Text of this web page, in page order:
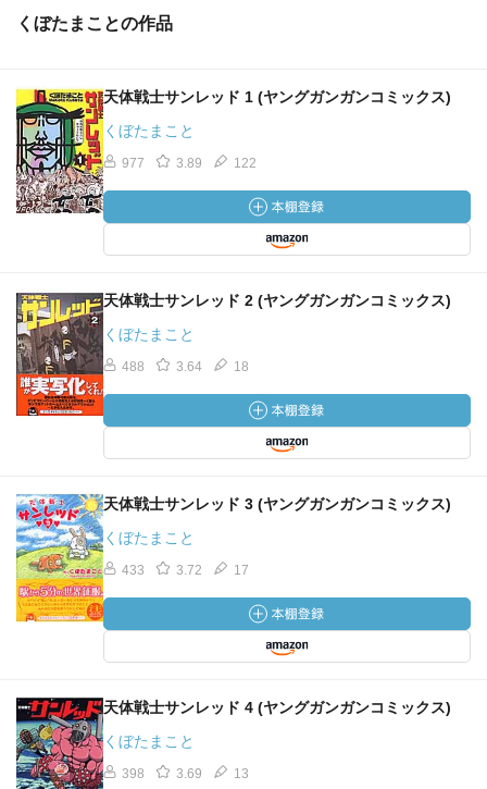
くぼたまことの作品
天体戦士サンレッド 1 (ヤングガンガンコミックス)
くぼたまこと
977 3.89 122
天体戦士サンレッド 2 (ヤングガンガンコミックス)
くぼたまこと
488 3.64 18
天体戦士サンレッド 3 (ヤングガンガンコミックス)
くぼたまこと
433 3.72 17
天体戦士サンレッド 4 (ヤングガンガンコミックス)
くぼたまこと
398 3.69 13